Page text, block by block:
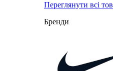
Переглянути всі
Бренди